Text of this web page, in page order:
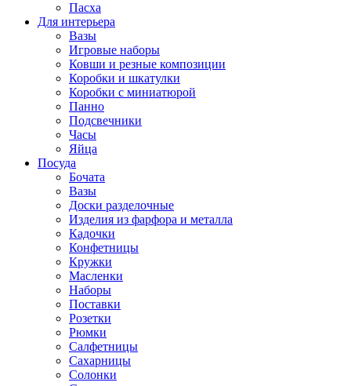
Пасха
Для интерьера
Вазы
Игровые наборы
Ковши и резные композиции
Коробки и шкатулки
Коробки с миниатюрой
Панно
Подсвечники
Часы
Яйца
Посуда
Бочата
Вазы
Доски разделочные
Изделия из фарфора и металла
Кадочки
Конфетницы
Кружки
Масленки
Наборы
Поставки
Розетки
Рюмки
Салфетницы
Сахарницы
Солонки